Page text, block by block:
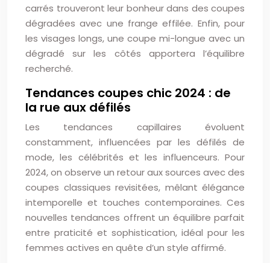
carrés trouveront leur bonheur dans des coupes
dégradées avec une frange effilée. Enfin, pour
les visages longs, une coupe mi-longue avec un
dégradé sur les côtés apportera l’équilibre
recherché.
Tendances coupes chic 2024 : de
la rue aux défilés
Les tendances capillaires évoluent
constamment, influencées par les défilés de
mode, les célébrités et les influenceurs. Pour
2024, on observe un retour aux sources avec des
coupes classiques revisitées, mêlant élégance
intemporelle et touches contemporaines. Ces
nouvelles tendances offrent un équilibre parfait
entre praticité et sophistication, idéal pour les
femmes actives en quête d’un style affirmé.